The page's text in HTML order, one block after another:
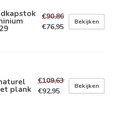
€90,86
€76,95
Bekijken
plank
€109,63
€92,95
Bekijken